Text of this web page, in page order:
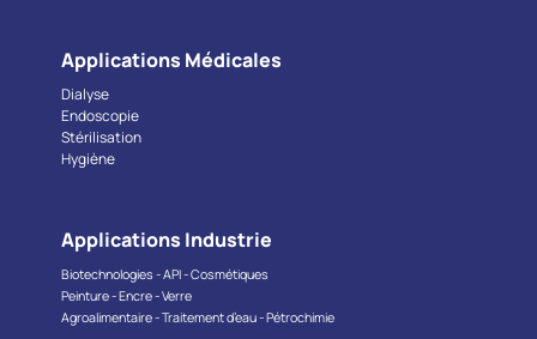
Applications Médicales
Dialyse
Endoscopie
Stérilisation
Hygiène
Applications Industrie
Biotechnologies - API - Cosmétiques
Peinture - Encre - Verre
Agroalimentaire - Traitement d’eau - Pétrochimie